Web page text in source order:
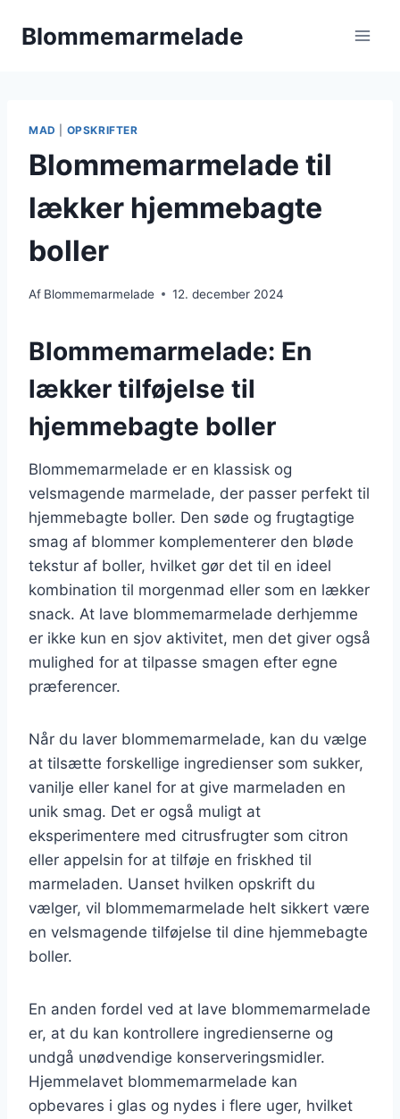
Blommemarmelade
MAD OPSKRIFTER
Blommemarmelade til
lækker hjemmebagte
boller
Af Blommemarmelade 12. december 2024
Blommemarmelade: En
lækker tilføjelse til
hjemmebagte boller
Blommemarmelade er en klassisk og
velsmagende marmelade, der passer perfekt til
hjemmebagte boller. Den søde og frugtagtige
smag af blommer komplementerer den bløde
tekstur af boller, hvilket gør det til en ideel
kombination til morgenmad eller som en lækker
snack. At lave blommemarmelade derhjemme
er ikke kun en sjov aktivitet, men det giver også
mulighed for at tilpasse smagen efter egne
præferencer.
Når du laver blommemarmelade, kan du vælge
at tilsætte forskellige ingredienser som sukker,
vanilje eller kanel for at give marmeladen en
unik smag. Det er også muligt at
eksperimentere med citrusfrugter som citron
eller appelsin for at tilføje en friskhed til
marmeladen. Uanset hvilken opskrift du
vælger, vil blommemarmelade helt sikkert være
en velsmagende tilføjelse til dine hjemmebagte
boller.
En anden fordel ved at lave blommemarmelade
er, at du kan kontrollere ingredienserne og
undgå unødvendige konserveringsmidler.
Hjemmelavet blommemarmelade kan
opbevares i glas og nydes i flere uger, hvilket